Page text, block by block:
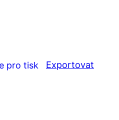
pro tisk
Exportovat